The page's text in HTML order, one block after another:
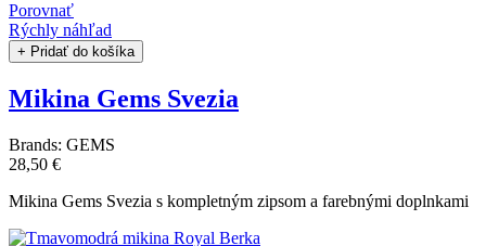
Porovnať
Rýchly náhľad
+ Pridať do košíka
Mikina Gems Svezia
Brands: GEMS
28,50 €
Mikina Gems Svezia s kompletným zipsom a farebnými doplnkami